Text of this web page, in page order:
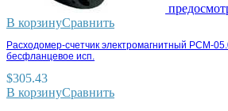
В корзинуСравнить
Расходомер-счетчик электромагнитный РСМ-
бесфланцевое исп.
$305.43
В корзинуСравнить